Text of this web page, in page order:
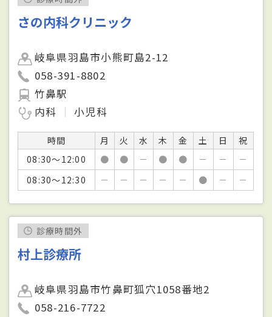
さの内科クリニック
岐阜県羽島市小熊町島2-12
058-391-8802
竹鼻駅
内科
小児科
時間 月 火 水 木 金 土 日
祝
08:30～12:00
● ● － ● ● － －
－
08:30～12:30
－ － － － － ● － －
診療時間外
村上診療所
岐阜県羽島市竹鼻町狐穴1058番地2
058-216-7722